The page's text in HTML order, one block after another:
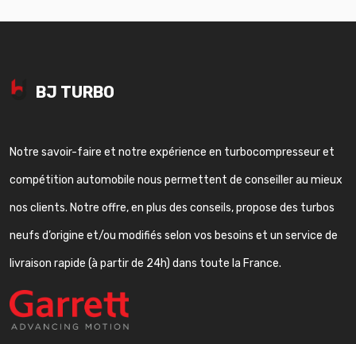
BJ TURBO
Notre savoir-faire et notre expérience en turbocompresseur et
compétition automobile nous permettent de conseiller au mieux
nos clients. Notre offre, en plus des conseils, propose des turbos
neufs d’origine et/ou modifiés selon vos besoins et un service de
livraison rapide (à partir de 24h) dans toute la France.